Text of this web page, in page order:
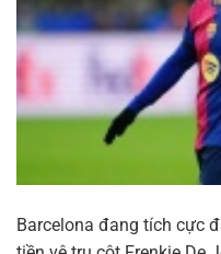
Barcelona đang tích cực